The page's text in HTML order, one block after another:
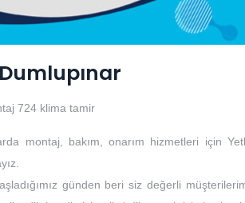
724 klima tamir
montaj, bakım, onarım hizmetleri için
günden beri siz değerli